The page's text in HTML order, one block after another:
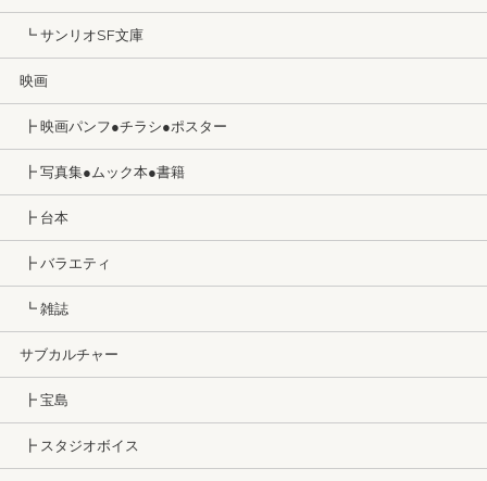
┗ サンリオSF文庫
映画
┣ 映画パンフ●チラシ●ポスター
┣ 写真集●ムック本●書籍
┣ 台本
┣ バラエティ
┗ 雑誌
サブカルチャー
┣ 宝島
┣ スタジオボイス